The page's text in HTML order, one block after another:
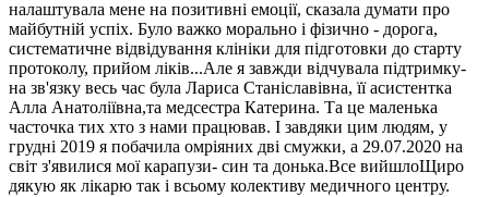
налаштувала мене на позитивні емоції, сказала думати про
майбутній успіх. Було важко морально і фізично - дорога,
систематичне відвідування клініки для підготовки до старту
протоколу, прийом ліків...Але я завжди відчувала підтримку-
на зв'язку весь час була Лариса Станіславівна, її асистентка
Алла Анатоліївна,та медсестра Катерина. Та це маленька
часточка тих хто з нами працював. І завдяки цим людям, у
грудні 2019 я побачила омріяних дві смужки, а 29.07.2020 на
світ з'явилися мої карапузи- син та донька.Все вийшлоЩиро
дякую як лікарю так і всьому колективу медичного центру.